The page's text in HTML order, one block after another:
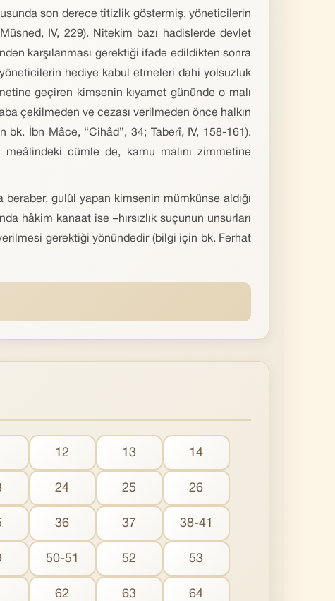
son derece titizlik göstermiş, yöneticilerin
IV, 229). Nitekim bazı hadislerde devlet
karşılanması gerektiği ifade edildikten sonra
hediye kabul etmeleri dahi yolsuzluk
geçiren kimsenin kıyamet gününde o malı
çekilmeden ve cezası verilmeden önce halkın
bk. İbn Mâce, “Cihâd”, 34; Taberî, IV, 158-161).
meâlindeki cümle de, kamu malını zimmetine
beraber, gulûl yapan kimsenin müm­künse aldığı
hâkim kanaat ise –hırsızlık suçunun unsurları
gerektiği yönündedir (bilgi için bk. Ferhat
12 13 14
24 25 26
36 37 38-41
50-51 52 53
62 63 64